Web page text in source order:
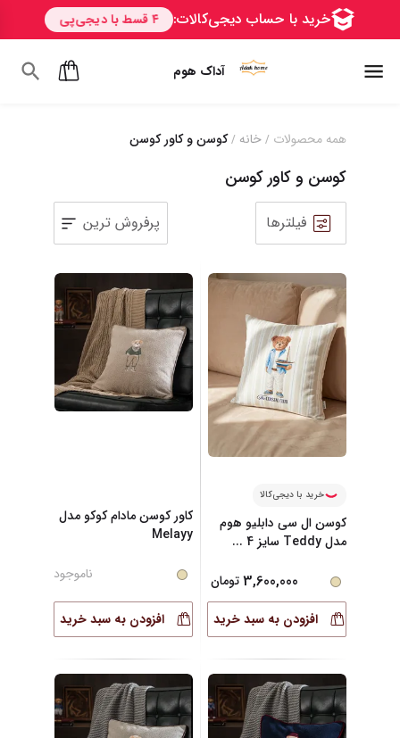
آداک هوم
همه محصولات / خانه / کوسن و کاور کوسن
کوسن و کاور کوسن
فیلترها پرفروش ترین
خرید با دیجی‌کالا
کوسن ال سی دابلیو هوم
مدل Teddy سایز 4
...
3,600,000تومان
افزودن به سبد خرید
کاور کوسن مادام کوکو مدل
Melayy
ناموجود
افزودن به سبد خرید